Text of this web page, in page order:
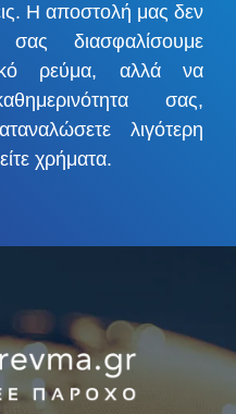
Η αποστολή μας δεν
διασφαλίσουμε
ρεύμα, αλλά να
σας,
λιγότερη
χρήματα.